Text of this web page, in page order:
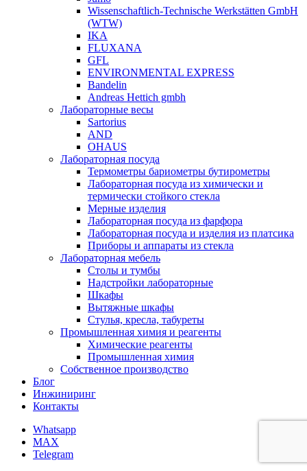
Wissenschaftlich-Technische Werkstätten GmbH
(WTW)
IKA
FLUXANA
GFL
ENVIRONMENTAL EXPRESS
Bandelin
Andreas Hettich gmbh
Лабораторные весы
Sartorius
AND
OHAUS
Лабораторная посуда
Термометры бариометры бутирометры
Лабораторная посуда из химически и
термически стойкого стекла
Мерные изделия
Лабораторная посуда из фарфора
Лабораторная посуда и изделия из платсика
Приборы и аппараты из стекла
Лабораторная мебель
Столы и тумбы
Надстройки лабораторные
Шкафы
Вытяжные шкафы
Стулья, кресла, табуреты
Промышленная химия и реагенты
Химические реагенты
Промышленная химия
Собственное производство
Блог
Инжиниринг
Контакты
Whatsapp
MAX
Telegram